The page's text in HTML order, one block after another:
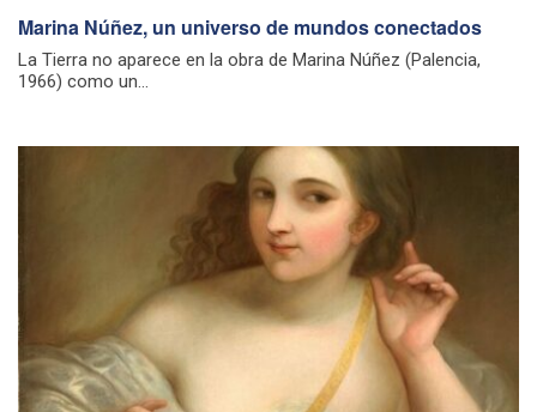
Marina Núñez, un universo de mundos conectados
La Tierra no aparece en la obra de Marina Núñez (Palencia,
1966) como un...